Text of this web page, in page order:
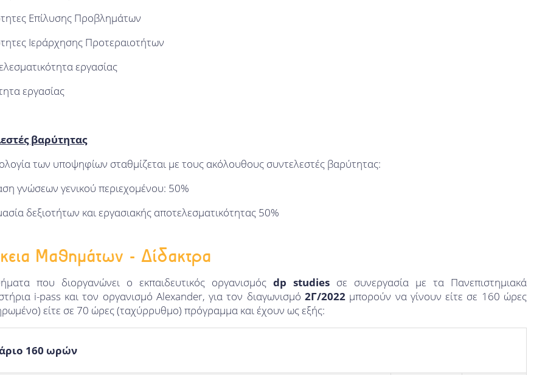
Επίλυσης Προβλημάτων
Ιεράρχησης Προτεραιοτήτων
εργασίας
εργασίας
βαρύτητας
των υποψηφίων σταθμίζεται με τους ακόλουθους συντελεστές βαρύτητας:
γνώσεων γενικού περιεχομένου: 50%
δεξιοτήτων και εργασιακής αποτελεσματικότητας 50%
Μαθημάτων - Δίδακτρα
που διοργανώνει ο εκπαιδευτικός οργανισμόςdpstudies σε συνεργασία με τα Πανεπιστημιακά
i-pass και τον οργανισμό Alexander, για τον διαγωνισμό2Γ/2022 μπορούν να γίνουν είτε σε 160 ώρες
είτε σε 70 ώρες (ταχύρρυθμο) πρόγραμμα και έχουν ως εξής:
160 ωρών